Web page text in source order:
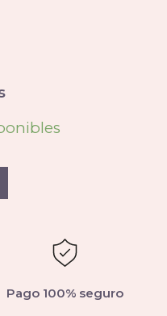
Pago 100% seguro